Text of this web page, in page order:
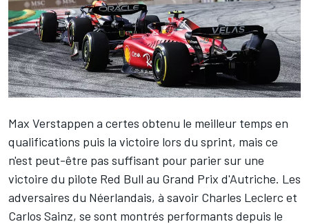
Max Verstappen a certes obtenu le meilleur temps en
qualifications puis la victoire lors du sprint, mais ce
n'est peut-être pas suffisant pour parier sur une
victoire du pilote Red Bull au Grand Prix d'Autriche. Les
adversaires du Néerlandais, à savoir Charles Leclerc et
Carlos Sainz, se sont montrés performants depuis le